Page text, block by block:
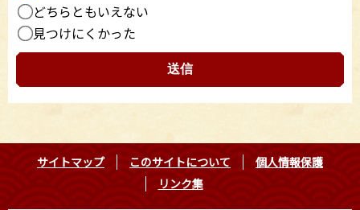
どちらともいえない
見つけにくかった
サイトマップ このサイトについて
個人情報保護
リンク集